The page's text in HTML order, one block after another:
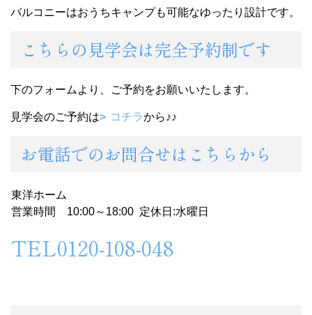
バルコニーはおうちキャンプも可能なゆったり設計です。
こちらの見学会は完全予約制です
下のフォームより、ご予約をお願いいたします。
見学会のご予約は コチラから♪♪
お電話でのお問合せはこちらから
東洋ホーム
営業時間 10:00～18:00 定休日:水曜日
TEL0120-108-048